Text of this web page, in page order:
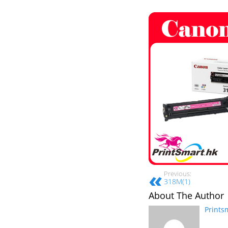
Previous:
318M(1)
About The Author